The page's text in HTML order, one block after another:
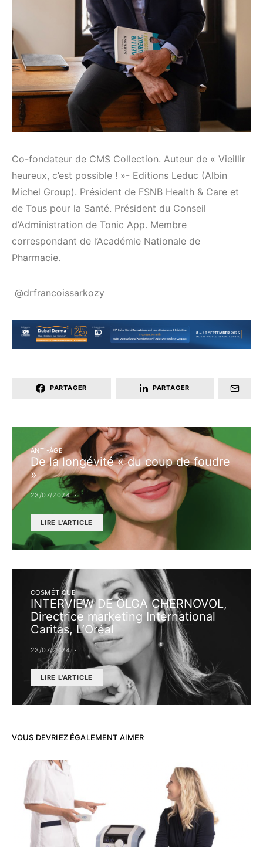
Co-fondateur de CMS Collection. Auteur de « Vieillir
heureux, c’est possible ! »- Editions Leduc (Albin
Michel Group). Président de FSNB Health & Care et
de Tous pour la Santé. Président du Conseil
d’Administration de Tonic App. Membre
correspondant de l’Académie Nationale de
Pharmacie.
@drfrancoissarkozy
PARTAGER PARTAGER
ANTI-ÂGE
De la longévité « du coup de foudre
»
23/07/2024
LIRE L'ARTICLE
COSMÉTIQUE
INTERVIEW DE OLGA CHERNOVOL,
Directrice marketing International
Caritas, L’Oréal
23/07/2024
LIRE L'ARTICLE
VOUS DEVRIEZ ÉGALEMENT AIMER